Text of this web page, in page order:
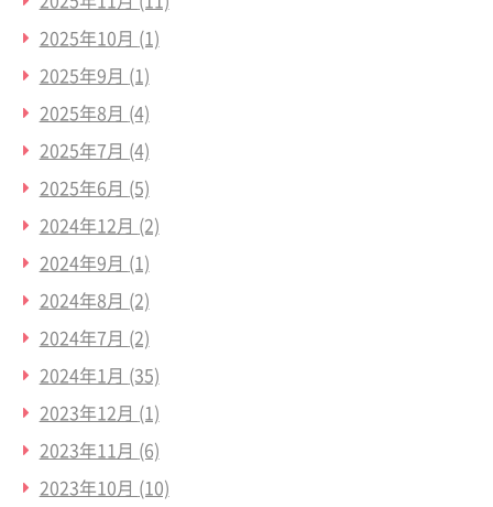
2025年10月 (1)
2025年9月 (1)
2025年8月 (4)
2025年7月 (4)
2025年6月 (5)
2024年12月 (2)
2024年9月 (1)
2024年8月 (2)
2024年7月 (2)
2024年1月 (35)
2023年12月 (1)
2023年11月 (6)
2023年10月 (10)